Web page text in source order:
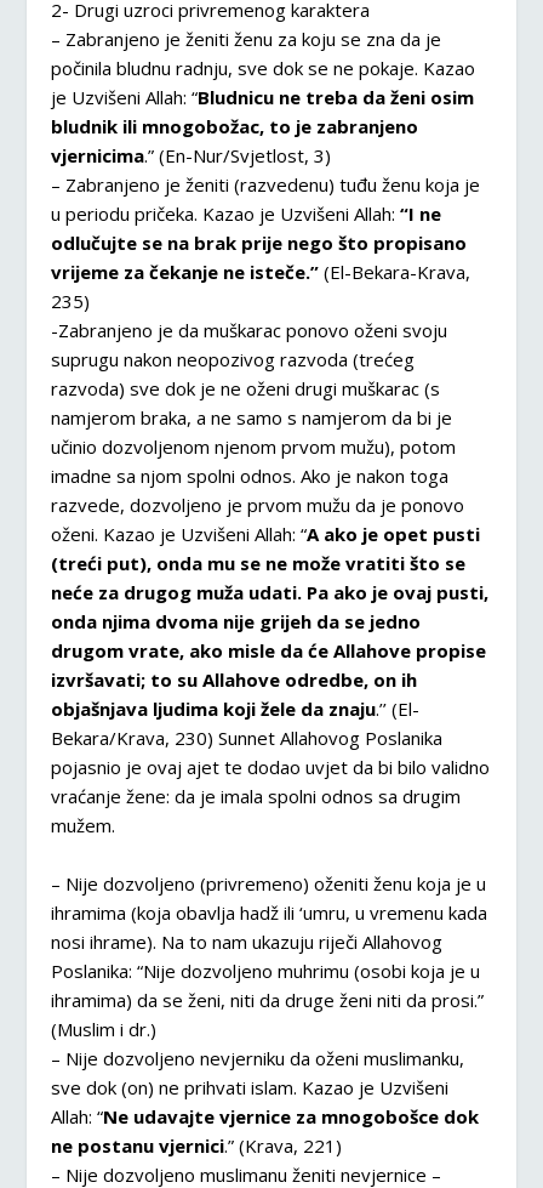
2- Drugi uzroci privremenog karaktera
– Zabranjeno je ženiti ženu za koju se zna da je
počinila bludnu radnju, sve dok se ne pokaje. Kazao
je Uzvišeni Allah: “Bludnicu ne treba da ženi osim
bludnik ili mnogobožac, to je zabranjeno
vjernicima.” (En-Nur/Svjetlost, 3)
– Zabranjeno je ženiti (razvedenu) tuđu ženu koja je
u periodu pričeka. Kazao je Uzvišeni Allah:“I ne
odlučujte se na brak prije nego što propisano
vrijeme za čekanje ne isteče.” (El-Bekara-Krava,
235)
-Zabranjeno je da muškarac ponovo oženi svoju
suprugu nakon neopozivog razvoda (trećeg
razvoda) sve dok je ne oženi drugi muškarac (s
namjerom braka, a ne samo s namjerom da bi je
učinio dozvoljenom njenom prvom mužu), potom
imadne sa njom spolni odnos. Ako je nakon toga
razvede, dozvoljeno je prvom mužu da je ponovo
oženi. Kazao je Uzvišeni Allah: “A ako je opet pusti
(treći put), onda mu se ne može vratiti što se
neće za drugog muža udati. Pa ako je ovaj pusti,
onda njima dvoma nije grijeh da se jedno
drugom vrate, ako misle da će Allahove propise
izvršavati; to su Allahove odredbe, on ih
objašnjava ljudima koji žele da znaju.’’ (El-
Bekara/Krava, 230) Sunnet Allahovog Poslanika
pojasnio je ovaj ajet te dodao uvjet da bi bilo validno
vraćanje žene: da je imala spolni odnos sa drugim
mužem.
– Nije dozvoljeno (privremeno) oženiti ženu koja je u
ihramima (koja obavlja hadž ili ‘umru, u vremenu kada
nosi ihrame). Na to nam ukazuju riječi Allahovog
Poslanika: “Nije dozvoljeno muhrimu (osobi koja je u
ihramima) da se ženi, niti da druge ženi niti da prosi.”
(Muslim i dr.)
– Nije dozvoljeno nevjerniku da oženi muslimanku,
sve dok (on) ne prihvati islam. Kazao je Uzvišeni
Allah: “Ne udavajte vjernice za mnogobošce dok
ne postanu vjernici.” (Krava, 221)
– Nije dozvoljeno muslimanu ženiti nevjernice –